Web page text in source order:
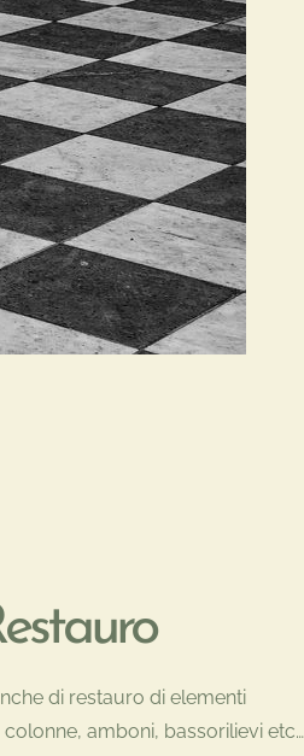
di restauro di elementi
amboni, bassorilievi etc…